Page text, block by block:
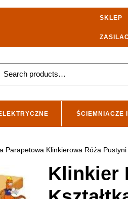
SKLEP
for:
ŚCIEMNIACZE
Parapetowa Klinkierowa Róża
Klinkier